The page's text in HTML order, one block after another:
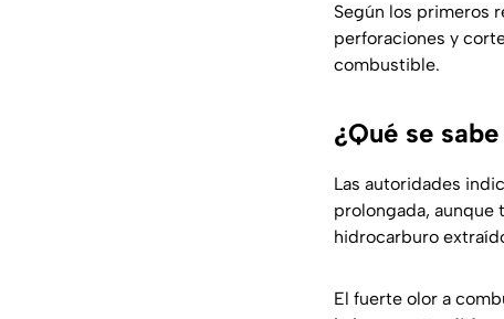
Según los primeros
perforaciones y
combustible.
¿Qué se
Las autoridades
prolongada, aunque
hidrocarburo
El fuerte olor a